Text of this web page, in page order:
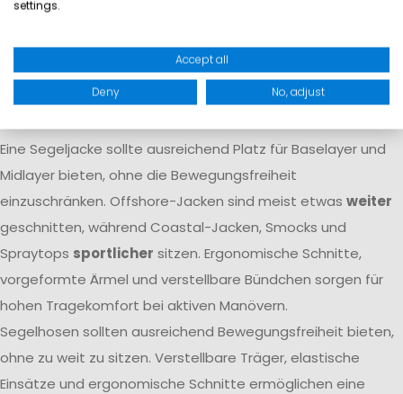
Atmungsaktivität dafür, dass Feuchtigkeit von innen nach
außen transportiert wird. Nur das Zusammenspiel beider
Eigenschaftengarantiert langfristigen Komfortauf dem
Eine Segeljacke sollte ausreichend Platz für Baselayer und
Midlayer bieten, ohne die Bewegungsfreiheit
einzuschränken. Offshore-Jacken sind meist etwas weiter
geschnitten, während Coastal-Jacken, Smocks und
Spraytops sportlicher sitzen. Ergonomische Schnitte,
vorgeformte Ärmel und verstellbare Bündchen sorgen für
hohen Tragekomfort bei aktiven Manövern.
Segelhosen sollten ausreichend Bewegungsfreiheit bieten,
ohne zu weit zu sitzen. Verstellbare Träger, elastische
Einsätze und ergonomische Schnitte ermöglichen eine
settings.
Accept all
Deny No, adjust